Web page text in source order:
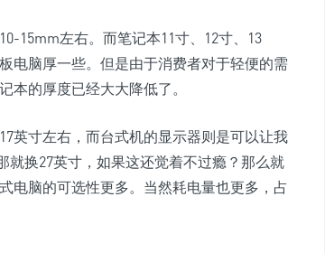
15mm左右。而笔记本11寸、12寸、13
电脑厚一些。但是由于消费者对于轻便的需
本的厚度已经大大降低了。
英寸左右，而台式机的显示器则是可以让我
就换27英寸，如果这还觉着不过瘾？那么就
电脑的可选性更多。当然耗电量也更多，占